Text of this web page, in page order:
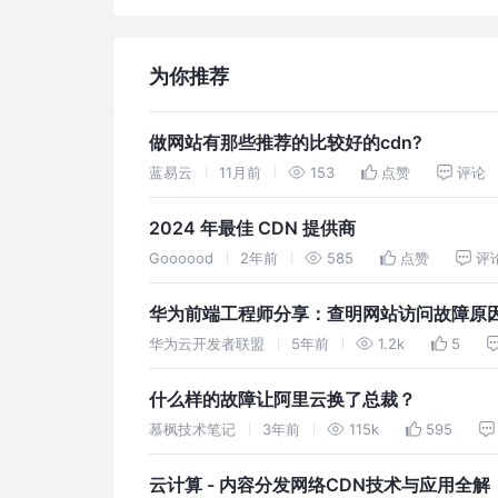
为你推荐
做网站有那些推荐的比较好的cdn?
蓝易云 11月前 153 点赞 评论
2024 年最佳 CDN 提供商
Goooood 2年前 585 点赞 评
华为前端工程师分享：查明网站访问故障原
华为云开发者联盟 5年前 1.2k 5
什么样的故障让阿里云换了总裁？
慕枫技术笔记 3年前 115k 595
云计算 - 内容分发网络CDN技术与应用全解